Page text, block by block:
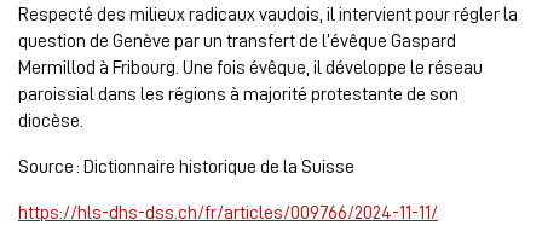
Respecté des milieux radicaux vaudois, il intervient pour régler la
question de Genève par un transfert de l’évêque Gaspard
Mermillod à Fribourg. Une fois évêque, il développe le réseau
paroissial dans les régions à majorité protestante de son
diocèse.
Source : Dictionnaire historique de la Suisse
https://hls-dhs-dss.ch/fr/articles/009766/2024-11-11/